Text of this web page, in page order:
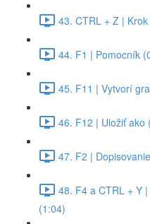
43. CTRL + Z |
44. F1 | Pomocník
45. F11 | Vytvorí
46. F12 | Uložiť ako
47. F2 |
48. F4 a CTRL + Y
(1:04)